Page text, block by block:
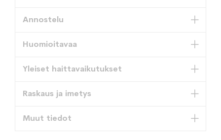
Annostelu
Huomioitavaa
Yleiset haittavaikutukset
Raskaus ja imetys
Muut tiedot